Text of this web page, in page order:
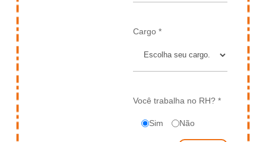
Cargo *
Você trabalha no RH? *
Sim Não